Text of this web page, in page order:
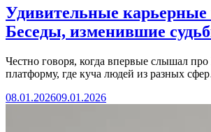
Удивительные карьерные
Беседы, изменившие
Честно говоря, когда впервые слышал
платформу, где куча людей из разных
08.01.202609.01.2026